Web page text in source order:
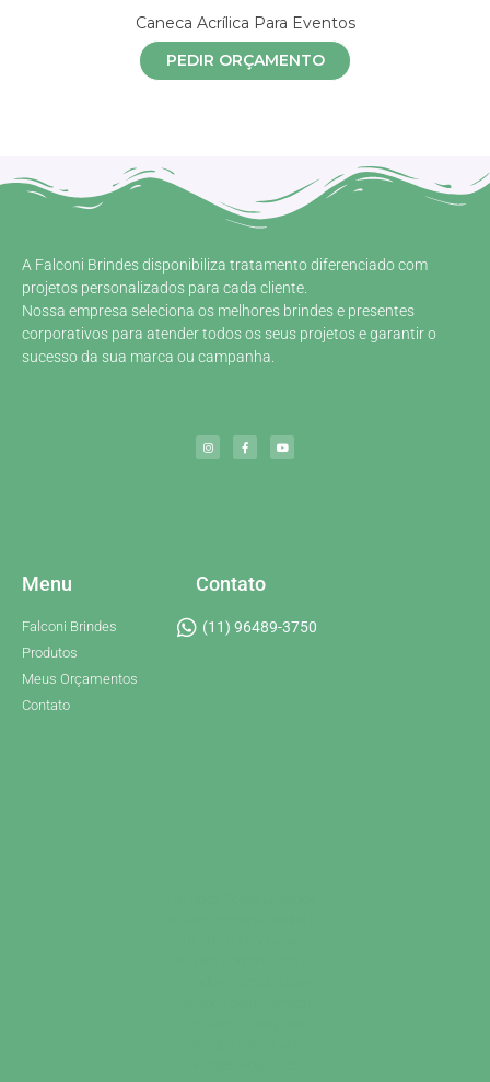
Caneca Acrílica Para Eventos
PEDIR ORÇAMENTO
A Falconi Brindes disponibiliza tratamento diferenciado com
projetos personalizados para cada cliente.
Nossa empresa seleciona os melhores brindes e presentes
corporativos para atender todos os seus projetos e garantir o
sucesso da sua marca ou campanha.
Menu
Falconi Brindes
Produtos
Meus Orçamentos
Contato
Contato
(11) 96489-3750